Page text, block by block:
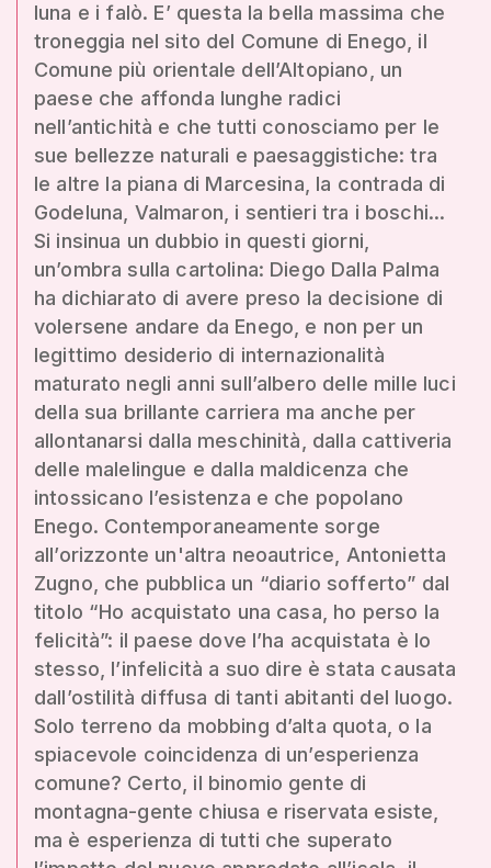
luna e i falò. E’ questa la bella massima che
troneggia nel sito del Comune di Enego, il
Comune più orientale dell’Altopiano, un
paese che affonda lunghe radici
nell’antichità e che tutti conosciamo per le
sue bellezze naturali e paesaggistiche: tra
le altre la piana di Marcesina, la contrada di
Godeluna, Valmaron, i sentieri tra i boschi...
Si insinua un dubbio in questi giorni,
un’ombra sulla cartolina: Diego Dalla Palma
ha dichiarato di avere preso la decisione di
volersene andare da Enego, e non per un
legittimo desiderio di internazionalità
maturato negli anni sull’albero delle mille luci
della sua brillante carriera ma anche per
allontanarsi dalla meschinità, dalla cattiveria
delle malelingue e dalla maldicenza che
intossicano l’esistenza e che popolano
Enego. Contemporaneamente sorge
all’orizzonte un'altra neoautrice, Antonietta
Zugno, che pubblica un “diario sofferto” dal
titolo “Ho acquistato una casa, ho perso la
felicità”: il paese dove l’ha acquistata è lo
stesso, l’infelicità a suo dire è stata causata
dall’ostilità diffusa di tanti abitanti del luogo.
Solo terreno da mobbing d’alta quota, o la
spiacevole coincidenza di un’esperienza
comune? Certo, il binomio gente di
montagna-gente chiusa e riservata esiste,
ma è esperienza di tutti che superato